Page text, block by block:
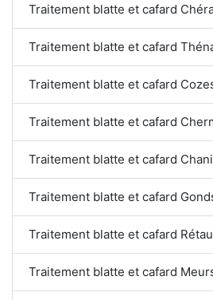
Traitement blatte et cafard
Traitement blatte et cafard
Traitement blatte et cafard
Traitement blatte et cafard
Traitement blatte et cafard
Traitement blatte et cafard
Traitement blatte et cafard
Traitement blatte et cafard